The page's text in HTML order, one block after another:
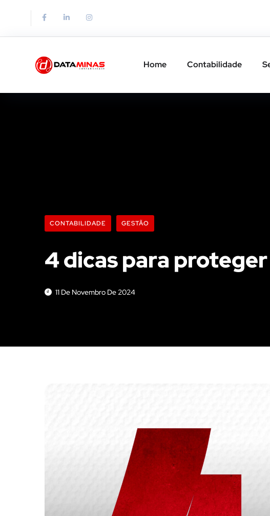
Home Contabilidade
CONTABILIDADE GESTÃO
4 dicas para
11 De Novembro De 2024